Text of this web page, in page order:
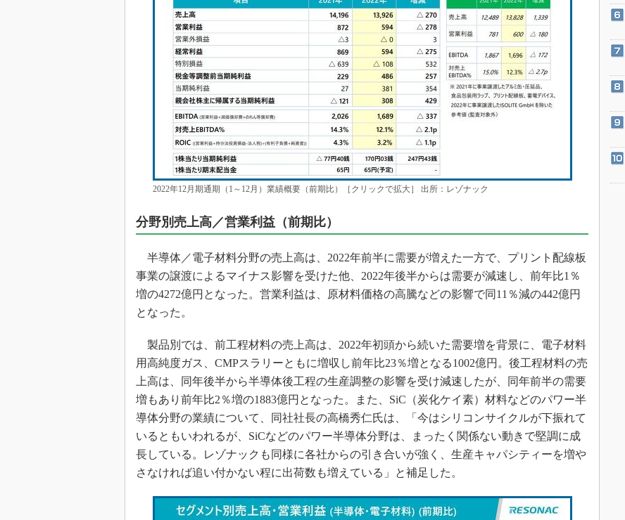
2022年12月期通期（1～12月）業績概要（前期比）［クリックで拡大］ 出所：レゾナック
分野別売上高／営業利益（前期比）
半導体／電子材料分野の売上高は、2022年前半に需要が増えた一方で、プリント配線板
事業の譲渡によるマイナス影響を受けた他、2022年後半からは需要が減速し、前年比1％
増の4272億円となった。営業利益は、原材料価格の高騰などの影響で同11％減の442億円
となった。
製品別では、前工程材料の売上高は、2022年初頭から続いた需要増を背景に、電子材料
用高純度ガス、CMPスラリーともに増収し前年比23％増となる1002億円。後工程材料の売
上高は、同年後半から半導体後工程の生産調整の影響を受け減速したが、同年前半の需要
増もあり前年比2％増の1883億円となった。また、SiC（炭化ケイ素）材料などのパワー半
導体分野の業績について、同社社長の高橋秀仁氏は、「今はシリコンサイクルが下振れて
いるともいわれるが、SiCなどのパワー半導体分野は、まったく関係ない動きで堅調に成
長している。レゾナックも同様に各社からの引き合いが強く、生産キャパシティーを増や
さなければ追い付かない程に出荷数も増えている」と補足した。